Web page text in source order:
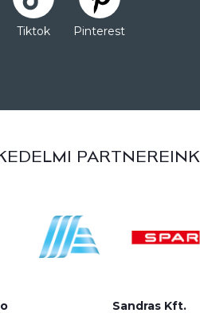
Tiktok Pinterest
PARTNEREINK
Sandras Kft.